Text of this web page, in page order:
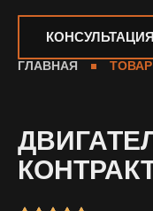
КОНСУЛЬТАЦИЯ
ГЛАВНАЯ ТОВАР